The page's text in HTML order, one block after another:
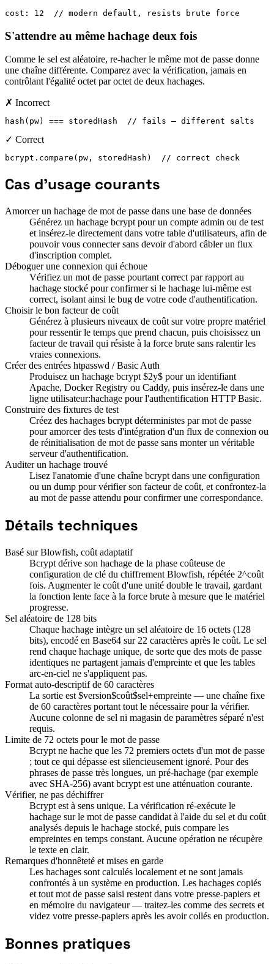
cost: 12  // modern default, resists brute force
S'attendre au même hachage deux fois
Comme le sel est aléatoire, re-hacher le même mot de passe donne
une chaîne différente. Comparez avec la vérification, jamais en
contrôlant l'égalité octet par octet de deux hachages.
✗ Incorrect
hash(pw) === storedHash  // fails — different salts
✓ Correct
bcrypt.compare(pw, storedHash)  // correct check
Cas d'usage courants
Amorcer un hachage de mot de passe dans une base de données
Générez un hachage bcrypt pour un compte admin ou de test
et insérez-le directement dans votre table d'utilisateurs, afin de
pouvoir vous connecter sans devoir d'abord câbler un flux
d'inscription complet.
Déboguer une connexion qui échoue
Vérifiez un mot de passe pourtant correct par rapport au
hachage stocké pour confirmer si le hachage lui-même est
correct, isolant ainsi le bug de votre code d'authentification.
Choisir le bon facteur de coût
Générez à plusieurs niveaux de coût sur votre propre matériel
pour ressentir le temps que prend chacun, puis choisissez un
facteur de travail qui résiste à la force brute sans ralentir les
vraies connexions.
Créer des entrées htpasswd / Basic Auth
Produisez un hachage bcrypt $2y$ pour un identifiant
Apache, Docker Registry ou Caddy, puis insérez-le dans une
ligne utilisateur:hachage pour l'authentification HTTP Basic.
Construire des fixtures de test
Créez des hachages bcrypt déterministes par mot de passe
pour amorcer des tests d'intégration d'un flux de connexion ou
de réinitialisation de mot de passe sans monter un véritable
serveur d'authentification.
Auditer un hachage trouvé
Lisez l'anatomie d'une chaîne bcrypt dans une configuration
ou un dump pour vérifier son facteur de coût, et confrontez-la
au mot de passe attendu pour confirmer une correspondance.
Détails techniques
Basé sur Blowfish, coût adaptatif
Bcrypt dérive son hachage de la phase coûteuse de
configuration de clé du chiffrement Blowfish, répétée 2^coût
fois. Augmenter le coût d'une unité double le travail, gardant
la fonction lente face à la force brute à mesure que le matériel
progresse.
Sel aléatoire de 128 bits
Chaque hachage intègre un sel aléatoire de 16 octets (128
bits), encodé en Base64 sur 22 caractères après le coût. Le sel
rend chaque hachage unique, de sorte que des mots de passe
identiques ne partagent jamais d'empreinte et que les tables
arc-en-ciel ne s'appliquent pas.
Format auto-descriptif de 60 caractères
La sortie est $version$coût$sel+empreinte — une chaîne fixe
de 60 caractères portant tout le nécessaire pour la vérifier.
Aucune colonne de sel ni magasin de paramètres séparé n'est
requis.
Limite de 72 octets pour le mot de passe
Bcrypt ne hache que les 72 premiers octets d'un mot de passe
; tout ce qui dépasse est silencieusement ignoré. Pour des
phrases de passe très longues, un pré-hachage (par exemple
avec SHA-256) avant bcrypt est une atténuation courante.
Vérifier, ne pas déchiffrer
Bcrypt est à sens unique. La vérification ré-exécute le
hachage sur le mot de passe candidat à l'aide du sel et du coût
analysés depuis le hachage stocké, puis compare les
empreintes en temps constant. Aucune opération ne récupère
le texte en clair.
Remarques d'honnêteté et mises en garde
Les hachages sont calculés localement et ne sont jamais
confrontés à un système en production. Les hachages copiés
et tout mot de passe saisi restent dans votre presse-papiers et
en mémoire du navigateur — traitez-les comme des secrets et
videz votre presse-papiers après les avoir collés en production.
Bonnes pratiques